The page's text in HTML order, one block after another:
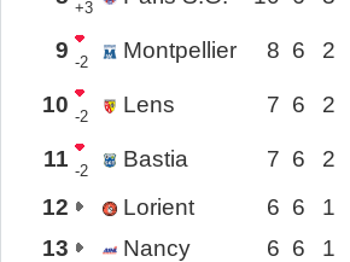
+3
9 -2 Montpellier 8 6 2
10 -2 Lens 7 6 2
11 -2 Bastia 7 6 2
12
Lorient 6 6 1
13
Nancy 6 6 1